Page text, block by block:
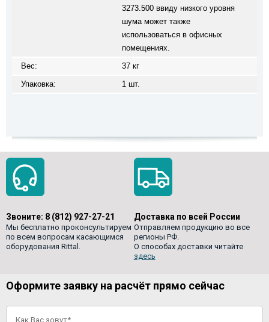
3273.500 ввиду низкого уровня
шума может также
использоваться в офисных
помещениях.
Вес:
37 кг
Упаковка:
1 шт.
Звоните: 8 (812) 927-27-21
Мы бесплатно проконсультируем
по всем вопросам касающимся
оборудования Rittal.
Доставка по всей России
Отправляем продукцию во все
регионы РФ.
О способах доставки читайте
здесь
Оформите заявку на расчёт прямо сейчас